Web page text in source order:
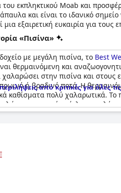
εκπληκτικού Moab και
και είναι το ιδανικό
εξαιρετική ευκαιρία για
υπάρχει επίσης ένα
τους μυς τους μετά από
το καλά εξοπλισμένο
προσφέρει πραγματικά μια
«Πισίνα»
με μεγάλη πισίνα, το Best
θερμαινόμενη και
χαλαρώσει στην πισίνα και
ή βραδινό ποτό. Η
καθίσματα πολύ χαλαρωτικά.
η πισίνα έκλεινε πολύ
θα έμεναν σίγουρα ξανά στοBest
από κριτικές για όλες